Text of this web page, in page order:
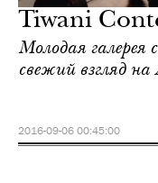
Tiwani
Молодая галерея
свежий взгляд
2016-09-06 00:45:00